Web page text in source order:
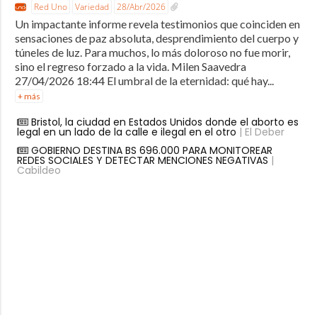
Red Uno Variedad 28/Abr/2026
Un impactante informe revela testimonios que coinciden en
sensaciones de paz absoluta, desprendimiento del cuerpo y
túneles de luz. Para muchos, lo más doloroso no fue morir,
sino el regreso forzado a la vida. Milen Saavedra
27/04/2026 18:44 El umbral de la eternidad: qué hay...
+ más
Bristol, la ciudad en Estados Unidos donde el aborto es
legal en un lado de la calle e ilegal en el otro | El Deber
GOBIERNO DESTINA BS 696.000 PARA MONITOREAR
REDES SOCIALES Y DETECTAR MENCIONES NEGATIVAS |
Cabildeo